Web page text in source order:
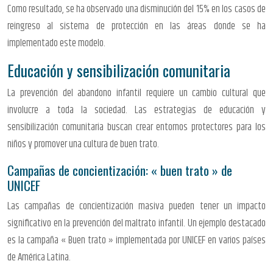
Como resultado, se ha observado una disminución del 15% en los casos de
reingreso al sistema de protección en las áreas donde se ha
implementado este modelo.
Educación y sensibilización comunitaria
La prevención del abandono infantil requiere un cambio cultural que
involucre a toda la sociedad. Las estrategias de educación y
sensibilización comunitaria buscan crear entornos protectores para los
niños y promover una cultura de buen trato.
Campañas de concientización: « buen trato » de
UNICEF
Las campañas de concientización masiva pueden tener un impacto
significativo en la prevención del maltrato infantil. Un ejemplo destacado
es la campaña « Buen trato » implementada por UNICEF en varios países
de América Latina.